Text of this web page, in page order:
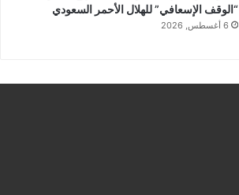
“الوقف الإسعافي” للهلال الأحمر السعودي
6 أغسطس, 2026